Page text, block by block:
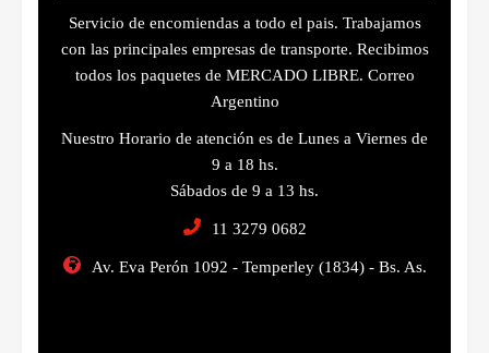
Servicio de encomiendas a todo el pais. Trabajamos
con las principales empresas de transporte. Recibimos
todos los paquetes de MERCADO LIBRE. Correo
Argentino
Nuestro Horario de atención es de Lunes a Viernes de
9 a 18 hs.
Sábados de 9 a 13 hs.
11 3279 0682
Av. Eva Perón 1092 - Temperley (1834) - Bs. As.